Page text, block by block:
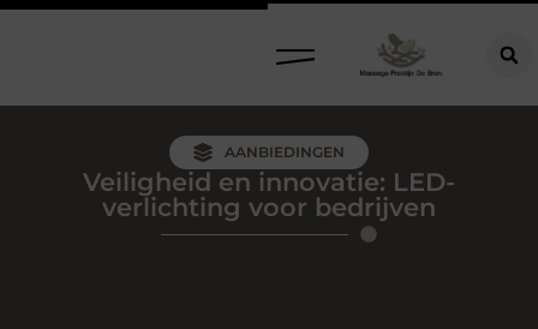
AANBIEDINGEN
Veiligheid en innovatie: LED-
verlichting voor bedrijven